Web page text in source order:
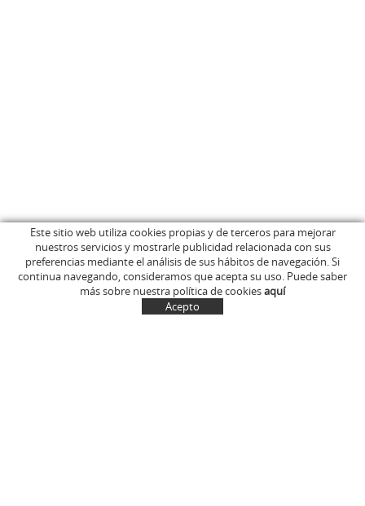
INICIO
EMPRESA
TIENDA ONLINE
DONDE COMPRARLOS
C/ Anglès, 15
OLOT (Girona)
646 681 411
info@marcelinus.cat
CUENTA CESTA
Este sitio web utiliza cookies propias y de terceros para mejorar
nuestros servicios y mostrarle publicidad relacionada con sus
preferencias mediante el análisis de sus hábitos de navegación. Si
continua navegando, consideramos que acepta su uso. Puede saber
más sobre nuestra política de cookiesaquí
Acepto